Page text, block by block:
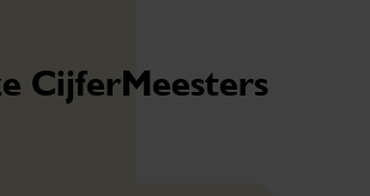
CijferMeesters